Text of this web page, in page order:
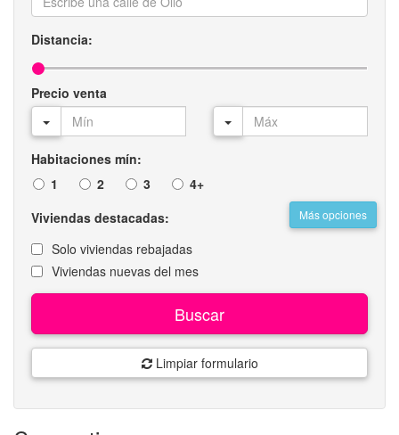
Distancia:
Precio venta
Habitaciones mín:
1
2 3 4+
Más opciones
Viviendas destacadas:
Solo viviendas rebajadas
Viviendas nuevas del mes
Buscar
Limpiar formulario